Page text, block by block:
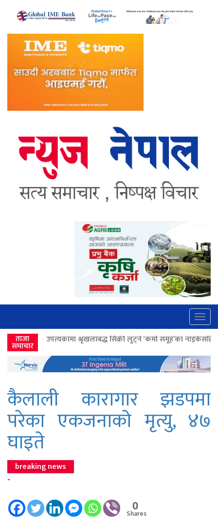
ताजा
समाचार
श्रृंखलाबद्ध सिक्री लुट्ने ‘कर्मा समूह’का नाइकेसहित पाँच पक्राउ >>
कैलाली कारागार झडपमा
परेका एकजनाको मृत्यु, ४७
घाइते
breaking news
-
0
Shares